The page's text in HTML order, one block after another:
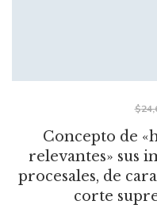
Concepto de
relevantes» sus
procesales, de
corte
$